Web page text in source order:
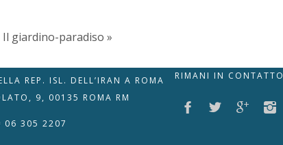
Il giardino-paradiso »
REP. ISL. DELL’IRAN A ROMA
9, 00135 ROMA RM
06 305 2207
RIMANI IN CONTATTO